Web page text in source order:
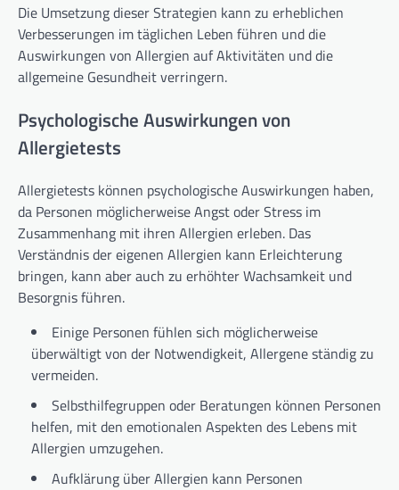
Die Umsetzung dieser Strategien kann zu erheblichen
Verbesserungen im täglichen Leben führen und die
Auswirkungen von Allergien auf Aktivitäten und die
allgemeine Gesundheit verringern.
Psychologische Auswirkungen von
Allergietests
Allergietests können psychologische Auswirkungen haben,
da Personen möglicherweise Angst oder Stress im
Zusammenhang mit ihren Allergien erleben. Das
Verständnis der eigenen Allergien kann Erleichterung
bringen, kann aber auch zu erhöhter Wachsamkeit und
Besorgnis führen.
Einige Personen fühlen sich möglicherweise
überwältigt von der Notwendigkeit, Allergene ständig zu
vermeiden.
Selbsthilfegruppen oder Beratungen können Personen
helfen, mit den emotionalen Aspekten des Lebens mit
Allergien umzugehen.
Aufklärung über Allergien kann Personen